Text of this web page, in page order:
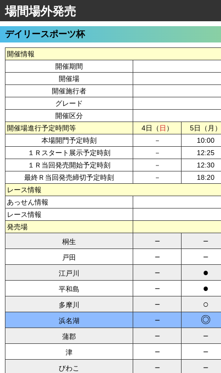
場間場外発売
デイリースポーツ杯
開催情報
開催期間
開催場
開催施行者
グレード
開催区分
開催場進行予定時間等
4日（ 日 ）
5日（月）
本場開門予定時刻
－
10:00
１Ｒスタート展示予定時刻
－
12:25
１Ｒ当回発売開始予定時刻
－
12:30
最終Ｒ当回発売締切予定時刻
－
18:20
レース情報
あっせん情報
レース情報
発売場
桐生
－ －
戸田 － －
江戸川 － ●
平和島 － ●
多摩川 － ○
浜名湖 － ◎
蒲郡 － －
津 － －
びわこ － －